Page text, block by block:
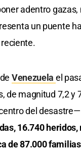
adentro
un puente
Venezuela el
de magnitud 7,2 y
del desastre—
16.740
de 87.000